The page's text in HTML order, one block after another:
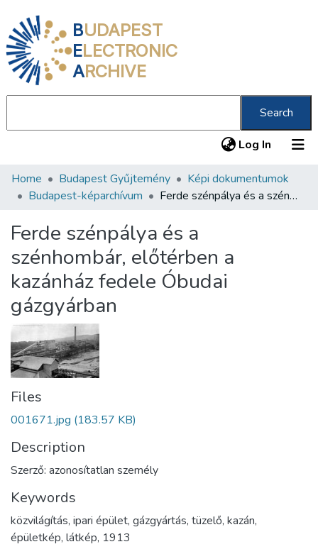
BUDAPEST
ELECTRONIC
ARCHIVE
Search
Log In (current)
Communities & Collections
Statistics
About us
Home Budapest Gyűjtemény
Képi dokumentumok
Budapest-képarchívum
Ferde szénpálya és a szénhombár, előtérben a kazánház fedele Óbudai gázgyárban
Ferde szénpálya és a
szénhombár, előtérben a
kazánház fedele Óbudai
gázgyárban
Files
001671.jpg (183.57 KB)
Description
Szerző: azonosítatlan személy
Keywords
közvilágítás, ipari épület, gázgyártás, tüzelő, kazán,
épületkép, látkép, 1913